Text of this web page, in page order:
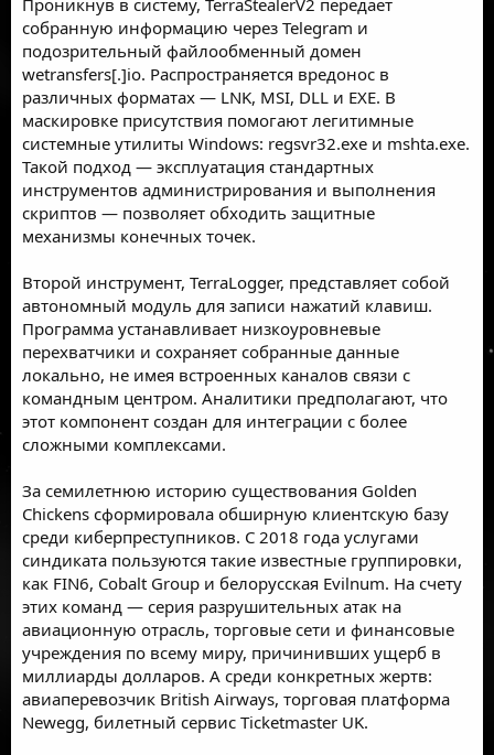
собранную информацию через Telegram и
подозрительный файлообменный домен
wetransfers[.]io. Распространяется вредонос в
различных форматах — LNK, MSI, DLL и EXE. В
маскировке присутствия помогают легитимные
системные утилиты Windows: regsvr32.exe и mshta.exe.
Такой подход — эксплуатация стандартных
инструментов администрирования и выполнения
скриптов — позволяет обходить защитные
механизмы конечных точек.
Второй инструмент, TerraLogger, представляет собой
автономный модуль для записи нажатий клавиш.
Программа устанавливает низкоуровневые
перехватчики и сохраняет собранные данные
локально, не имея встроенных каналов связи с
командным центром. Аналитики предполагают, что
этот компонент создан для интеграции с более
сложными комплексами.
За семилетнюю историю существования Golden
Chickens сформировала обширную клиентскую базу
среди киберпреступников. С 2018 года услугами
синдиката пользуются такие известные группировки,
как FIN6, Cobalt Group и белорусская Evilnum. На счету
этих команд — серия разрушительных атак на
авиационную отрасль, торговые сети и финансовые
учреждения по всему миру, причинивших ущерб в
миллиарды долларов. А среди конкретных жертв:
авиаперевозчик British Airways, торговая платформа
Newegg, билетный сервис Ticketmaster UK.